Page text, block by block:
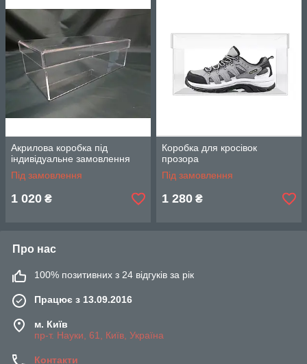
Акрилова коробка під
індивідуальне замовлення
Під замовлення
1 020 ₴
Коробка для кросівок
прозора
Під замовлення
1 280 ₴
Про нас
100% позитивних з 24 відгуків за рік
Працює з 13.09.2016
м. Київ
пр-т. Науки, 61, Київ, Україна
Контакти